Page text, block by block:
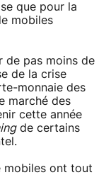
que pour la
mobiles
de pas moins de
de la crise
monnaie des
marché des
cette année
de certains
mobiles ont tout